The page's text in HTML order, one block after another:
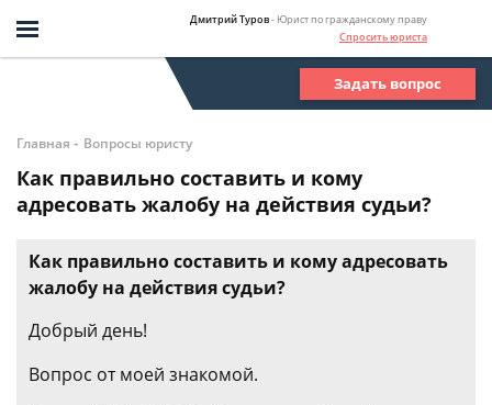
Дмитрий Туров- Юрист по гражданскому праву
Спросить юриста
Задать вопрос
Главная - Вопросы юристу
Как правильно составить и кому
адресовать жалобу на действия судьи?
Как правильно составить и кому адресовать
жалобу на действия судьи?
Добрый день!
Вопрос от моей знакомой.